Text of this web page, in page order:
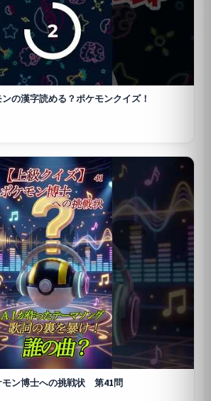
ンの漢字読める？ポケモンクイズ！
モン博士への挑戦状 第41問